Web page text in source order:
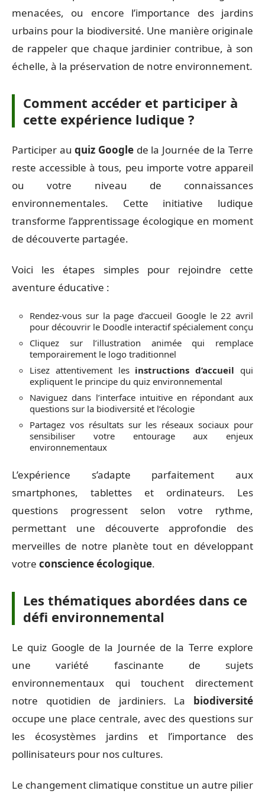
menacées, ou encore l’importance des jardins
urbains pour la biodiversité. Une manière originale
de rappeler que chaque jardinier contribue, à son
échelle, à la préservation de notre environnement.
Comment accéder et participer à
cette expérience ludique ?
Participer auquiz Google de la Journée de la Terre
reste accessible à tous, peu importe votre appareil
ou votre niveau de connaissances
environnementales. Cette initiative ludique
transforme l’apprentissage écologique en moment
de découverte partagée.
Voici les étapes simples pour rejoindre cette
aventure éducative :
Rendez-vous sur la page d’accueil Google le 22 avril
pour découvrir le Doodle interactif spécialement conçu
Cliquez sur l’illustration animée qui remplace
temporairement le logo traditionnel
Lisez attentivement les instructions d’accueil qui
expliquent le principe du quiz environnemental
Naviguez dans l’interface intuitive en répondant aux
questions sur la biodiversité et l’écologie
Partagez vos résultats sur les réseaux sociaux pour
sensibiliser votre entourage aux enjeux
environnementaux
L’expérience s’adapte parfaitement aux
smartphones, tablettes et ordinateurs. Les
questions progressent selon votre rythme,
permettant une découverte approfondie des
merveilles de notre planète tout en développant
votre conscience écologique.
Les thématiques abordées dans ce
défi environnemental
Le quiz Google de la Journée de la Terre explore
une variété fascinante de sujets
environnementaux qui touchent directement
notre quotidien de jardiniers. La biodiversité
occupe une place centrale, avec des questions sur
les écosystèmes jardins et l’importance des
pollinisateurs pour nos cultures.
Le changement climatique constitue un autre pilier